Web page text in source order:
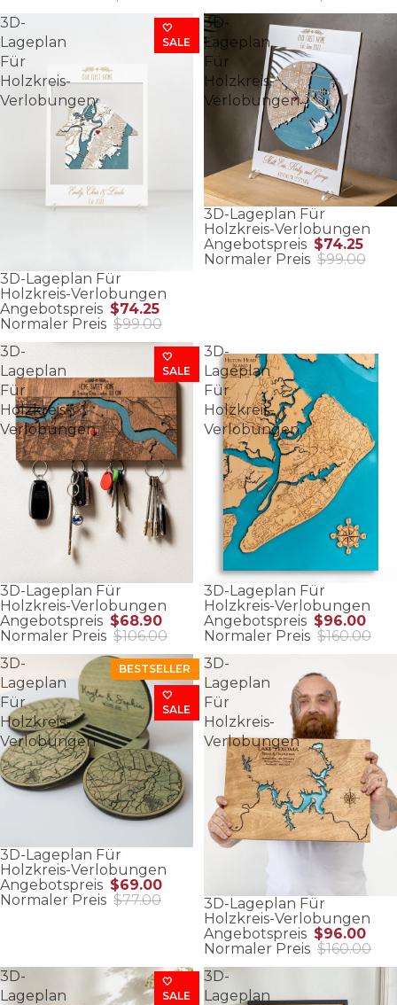
3D-
Lageplan
Für
Holzkreis-
Verlobungen
3D-Lageplan Für
Holzkreis-Verlobungen
Angebotspreis $74.25
Normaler Preis $99.00
🤍
SALE
3D-
Lageplan
Für
Holzkreis-
Verlobungen
3D-Lageplan Für
Holzkreis-Verlobungen
Angebotspreis $74.25
Normaler Preis $99.00
3D-
Lageplan
Für
Holzkreis-
Verlobungen
3D-Lageplan Für
Holzkreis-Verlobungen
Angebotspreis $68.90
Normaler Preis $106.00
🤍
SALE
3D-
Lageplan
Für
Holzkreis-
Verlobungen
3D-Lageplan Für
Holzkreis-Verlobungen
Angebotspreis $96.00
Normaler Preis $160.00
3D-
Lageplan
Für
Holzkreis-
Verlobungen
3D-Lageplan Für
Holzkreis-Verlobungen
Angebotspreis $69.00
Normaler Preis $77.00
BESTSELLER
🤍
SALE
3D-
Lageplan
Für
Holzkreis-
Verlobungen
3D-Lageplan Für
Holzkreis-Verlobungen
Angebotspreis $96.00
Normaler Preis $160.00
3D-
Lageplan
🤍
SALE
3D-
Lageplan